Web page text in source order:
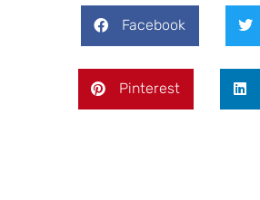
Facebook
Pinterest